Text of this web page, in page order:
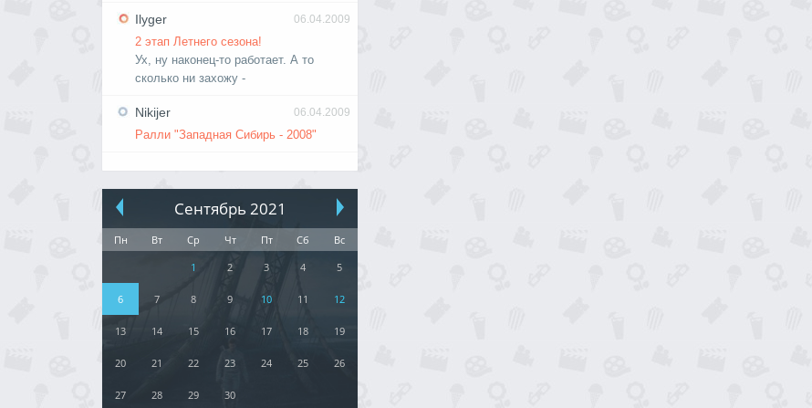
06.04.2009
Ilyger
2 этап Летнего сезона!
Ух, ну наконец-то работает. А то
сколько ни захожу -
06.04.2009
Nikijer
Ралли "Западная Сибирь - 2008"
Сентябрь 2021
Пн Вт Ср Чт Пт Сб
Вс
1
2 3 4 5
6 7 8 9 10 11 12
13 14 15 16 17 18 19
20 21 22 23 24 25 26
27 28 29 30